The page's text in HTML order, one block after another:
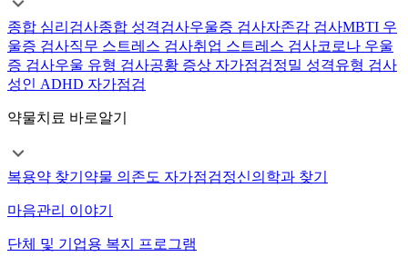
종합 심리검사종합 성격검사우울증 검사자존감 검사MBTI 우
울증 검사직무 스트레스 검사취업 스트레스 검사코로나 우울
증 검사우울 유형 검사공황 증상 자가점검정밀 성격유형 검사
성인 ADHD 자가점검
약물치료 바로알기
복용약 찾기 약물 의존도 자가점검정신의학과 찾기
마음관리 이야기
단체 및 기업용 복지 프로그램